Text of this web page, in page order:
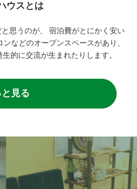
ウスとは
思うのが、
宿泊費がとにかく安い
などのオープンスペースがあり、
的に交流が生まれたりします。
と見る